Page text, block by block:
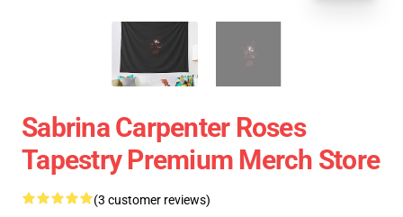
Sabrina Carpenter Roses
Tapestry Premium Merch Store
(3 customer reviews)